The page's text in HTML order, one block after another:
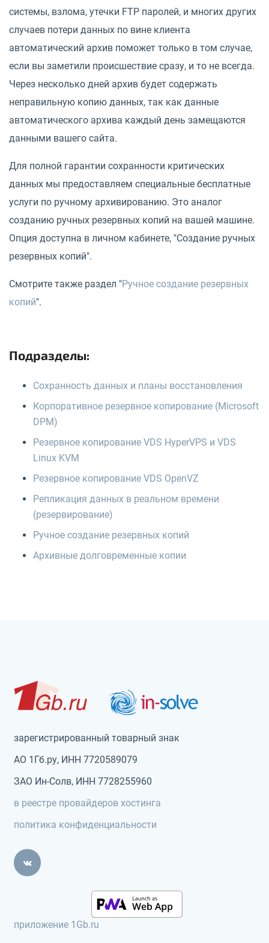
системы, взлома, утечки FTP паролей, и многих других
случаев потери данных по вине клиента
автоматический архив поможет только в том случае,
если вы заметили происшествие сразу, и то не всегда.
Через несколько дней архив будет содержать
неправильную копию данных, так как данные
автоматического архива каждый день замещаются
данными вашего сайта.
Для полной гарантии сохранности критических
данных мы предоставляем специальные бесплатные
услуги по ручному архивированию. Это аналог
созданию ручных резервных копий на вашей машине.
Опция доступна в личном кабинете, "Создание ручных
резервных копий".
Смотрите также раздел "Ручное создание резервных
копий".
Подразделы:
Сохранность данных и планы восстановления
Корпоративное резервное копирование (Microsoft
DPM)
Резервное копирование VDS HyperVPS и VDS
Linux KVM
Резервное копирование VDS OpenVZ
Репликация данных в реальном времени
(резервирование)
Ручное создание резервных копий
Архивные долговременные копии
зарегистрированный товарный знак
АО 1Гб.ру, ИНН 7720589079
ЗАО Ин-Солв, ИНН 7728255960
в реестре провайдеров хостинга
политика конфиденциальности
приложение 1Gb.ru